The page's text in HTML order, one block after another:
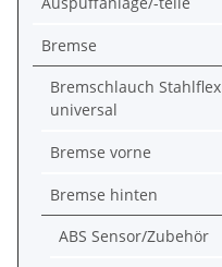
Bremse
Bremschlauch Stahlflex
universal
Bremse vorne
Bremse hinten
ABS Sensor/Zubehör